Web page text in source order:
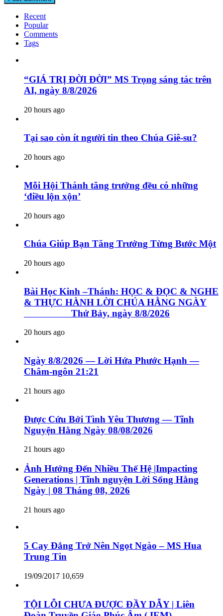
Recent
Popular
Comments
Tags
“GIÁ TRỊ ĐỜI ĐỜI” MS Trọng sáng tác trên
AI, ngày 8/8/2026
20 hours ago
Tại sao còn ít người tin theo Chúa Giê-su?
20 hours ago
Mỗi Hội Thánh tăng trưởng đều có những
‘điều lộn xộn’
20 hours ago
Chúa Giúp Bạn Tăng Trưởng Từng Bước Một
20 hours ago
Bài Học Kinh –Thánh: HỌC & ĐỌC & NGHE
& THỰC HÀNH LỜI CHÚA HẰNG NGÀY
Thứ Bảy, ngày 8/8/2026
20 hours ago
Ngày 8/8/2026 — Lời Hứa Phước Hạnh —
Châm-ngôn 21:21
21 hours ago
Được Cứu Bởi Tình Yêu Thương — Tĩnh
Nguyện Hằng Ngày 08/08/2026
21 hours ago
Ảnh Hưởng Đến Nhiều Thế Hệ |Impacting
Generations | Tĩnh nguyện Lời Sống Hằng
Ngày | 08 Tháng 08, 2026
21 hours ago
5 Cay Đắng Trở Nên Ngọt Ngào – MS Hua
Trung Tin
19/09/2017 10,659
TỘI LỖI CHƯA ĐƯỢC ĐẦY DẪY | Liên